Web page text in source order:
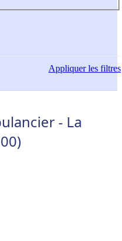
Appliquerles filtres
- La